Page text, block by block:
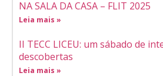
NA SALA DA CASA – FLIT 2025
Leia mais »
II TECC LICEU: um sábado de
descobertas
Leia mais »